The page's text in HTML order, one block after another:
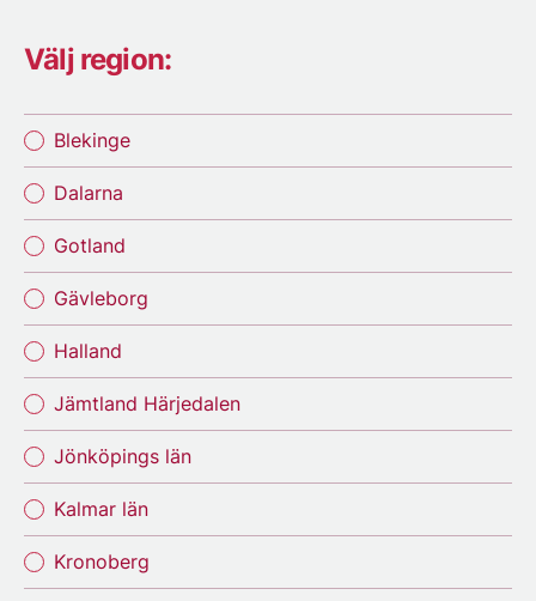
Välj region:
Blekinge
Dalarna
Gotland
Gävleborg
Halland
Jämtland Härjedalen
Jönköpings län
Kalmar län
Kronoberg